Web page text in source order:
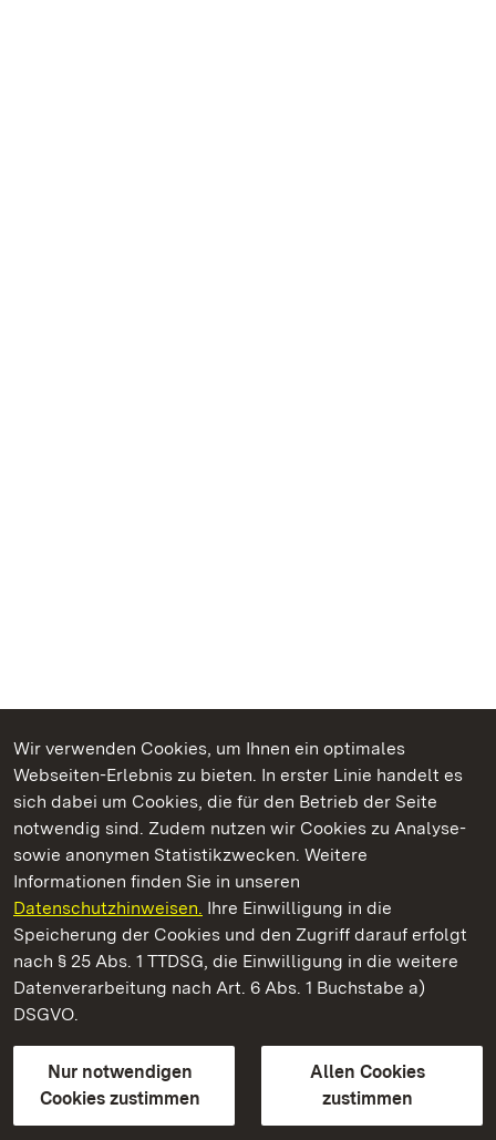
Wir verwenden Cookies, um Ihnen ein optimales
Webseiten-Erlebnis zu bieten. In erster Linie handelt es
sich dabei um Cookies, die für den Betrieb der Seite
notwendig sind. Zudem nutzen wir Cookies zu Analyse-
sowie anonymen Statistikzwecken. Weitere
Informationen finden Sie in unseren
Datenschutzhinweisen. Ihre Einwilligung in die
Speicherung der Cookies und den Zugriff darauf erfolgt
nach § 25 Abs. 1 TTDSG, die Einwilligung in die weitere
Datenverarbeitung nach Art. 6 Abs. 1 Buchstabe a)
DSGVO.
Nur notwendigen
Cookies zustimmen
Allen Cookies
zustimmen
Kommen. Staunen. Genießen.
Sammlung Domnick
Staatliche Schlösser und Gärten Baden-Württemberg
Kontakt
GebärdenspracheLeichte Sprache
Erklärung zur Barrierefreiheit
BITV-konform (geprüfte Seiten)